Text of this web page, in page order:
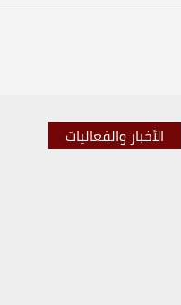
الأخبار والفعاليات